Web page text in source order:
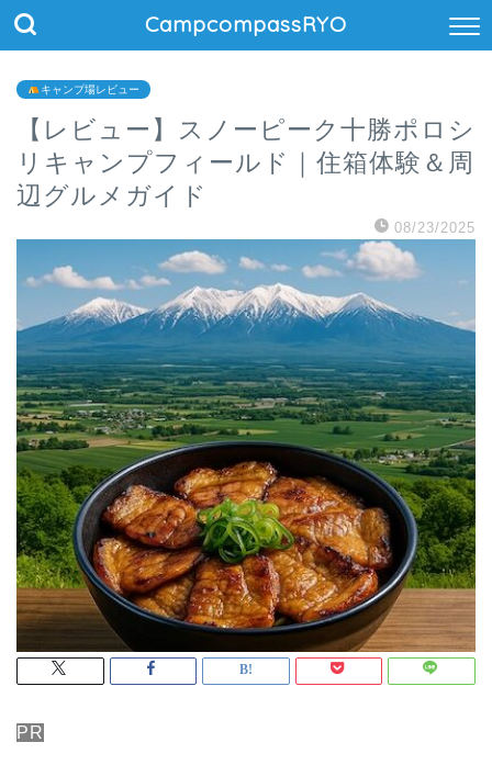
CampcompassRYO
キャンプ場レビュー
【レビュー】スノーピーク十勝ポロシ
リキャンプフィールド｜住箱体験＆周
辺グルメガイド
08/23/2025
PR